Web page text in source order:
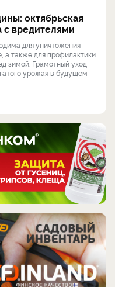
октябрьская
с вредителями
для уничтожения
а также для профилактики
зимой. Грамотный уход
урожая в будущем